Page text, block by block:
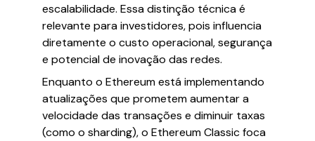
escalabilidade. Essa distinção técnica é
relevante para investidores, pois influencia
diretamente o custo operacional, segurança
e potencial de inovação das redes.
Enquanto o Ethereum está implementando
atualizações que prometem aumentar a
velocidade das transações e diminuir taxas
(como o sharding), o Ethereum Classic foca